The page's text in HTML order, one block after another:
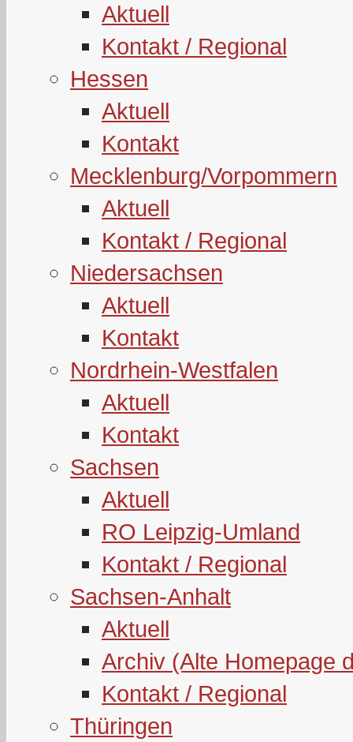
Aktuell
Kontakt / Regional
Hessen
Aktuell
Kontakt
Mecklenburg/Vorpommern
Aktuell
Kontakt / Regional
Niedersachsen
Aktuell
Kontakt
Nordrhein-Westfalen
Aktuell
Kontakt
Sachsen
Aktuell
RO Leipzig-Umland
Kontakt / Regional
Sachsen-Anhalt
Aktuell
Archiv (Alte Homepage
Kontakt / Regional
Thüringen